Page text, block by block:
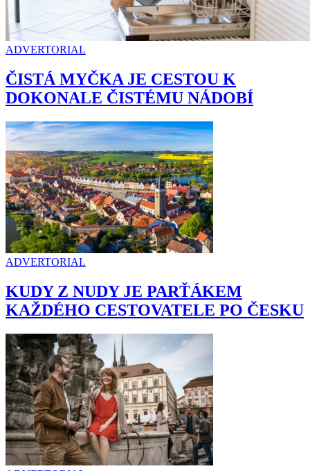
ADVERTORIAL
ČISTÁ MYČKA JE CESTOU K
DOKONALE ČISTÉMU NÁDOBÍ
ADVERTORIAL
KUDY Z NUDY JE PARŤÁKEM
KAŽDÉHO CESTOVATELE PO ČESKU